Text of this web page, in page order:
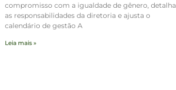
compromisso com a igualdade de gênero, detalha
as responsabilidades da diretoria e ajusta o
calendário de gestão A
Leia mais »